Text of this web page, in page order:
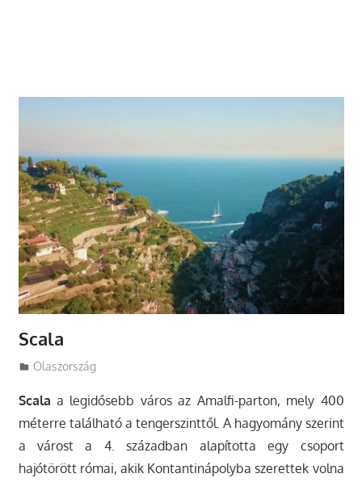
Scala
Utazasok.org
Olaszország
Scala a legidősebb város az Amalfi-parton, mely 400
méterre található a tengerszinttől. A hagyomány szerint
a várost a 4. században alapította egy csoport
hajótörött római, akik Kontantinápolyba szerettek volna